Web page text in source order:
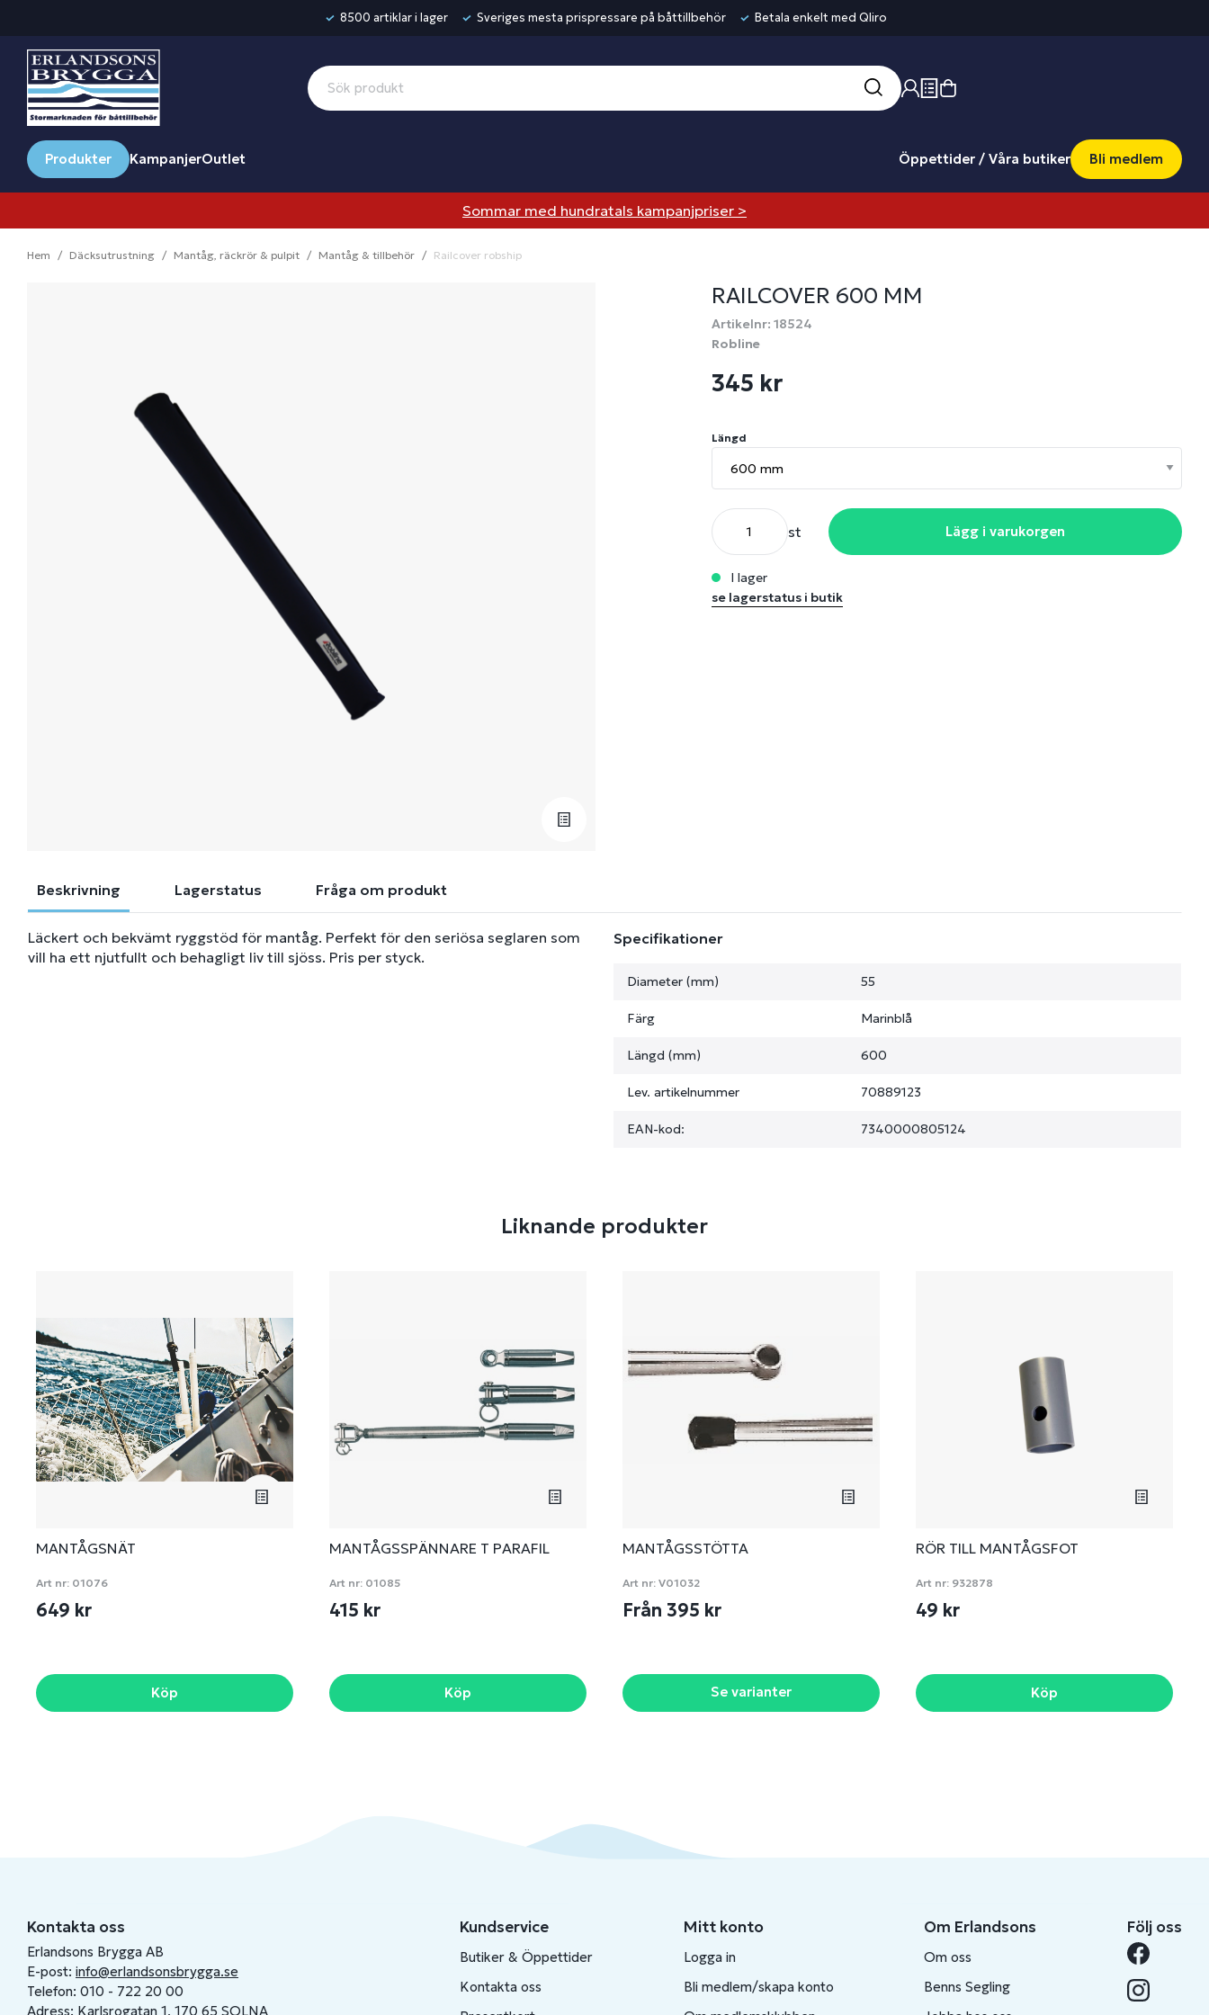
8500 artiklar i lager Sveriges mesta prispressare på båttillbehör Betala enkelt med Qliro
Produkter KampanjerOutlet Öppettider / Våra butiker Bli medlem
Sommar med hundratals kampanjpriser >
Hem Däcksutrustning Mantåg, räckrör & pulpit Mantåg & tillbehör Railcover robship
RAILCOVER 600 MM
Artikelnr: 18524
Robline
345 kr
Längd
st Lägg i varukorgen
i lager
se lagerstatus i butik
Beskrivning Lagerstatus Fråga om produkt
Läckert och bekvämt ryggstöd för mantåg. Perfekt för den seriösa seglaren som
vill ha ett njutfullt och behagligt liv till sjöss. Pris per styck.
Specifikationer
Diameter (mm) 55
Färg Marinblå
Längd (mm) 600
Lev. artikelnummer 70889123
EAN-kod: 7340000805124
Liknande produkter
MANTÅGSNÄT
Art nr: 01076
649 kr
Köp
MANTÅGSSPÄNNARE T PARAFIL
Art nr: 01085
415 kr
Köp
MANTÅGSSTÖTTA
Art nr: V01032
Från 395 kr
Se varianter
RÖR TILL MANTÅGSFOT
Art nr: 932878
49 kr
Köp
Kontakta oss
Erlandsons Brygga AB
E-post: info@erlandsonsbrygga.se
Telefon: 010 - 722 20 00
Adress: Karlsrogatan 1, 170 65 SOLNA
Kundservice
Butiker & Öppettider
Kontakta oss
Mitt konto
Logga in
Bli medlem/skapa konto
Om Erlandsons
Om oss
Benns Segling
Följ oss